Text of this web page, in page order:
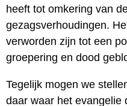
heeft tot omkering van
gezagsverhoudingen.
verworden zijn tot een
groepering en dood
Tegelijk mogen we
daar waar het evangelie